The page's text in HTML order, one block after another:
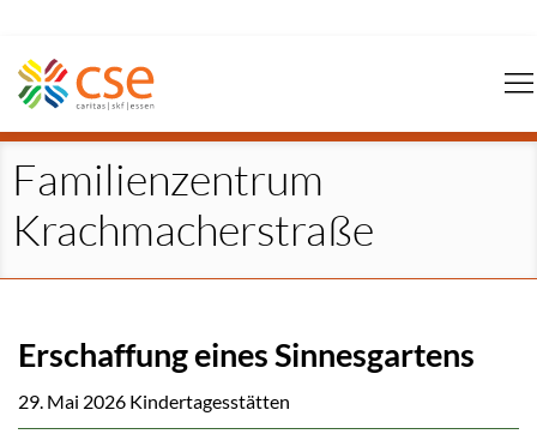
Familienzentrum
Krachmacherstraße
Erschaffung eines Sinnesgartens
29. Mai 2026 Kindertagesstätten